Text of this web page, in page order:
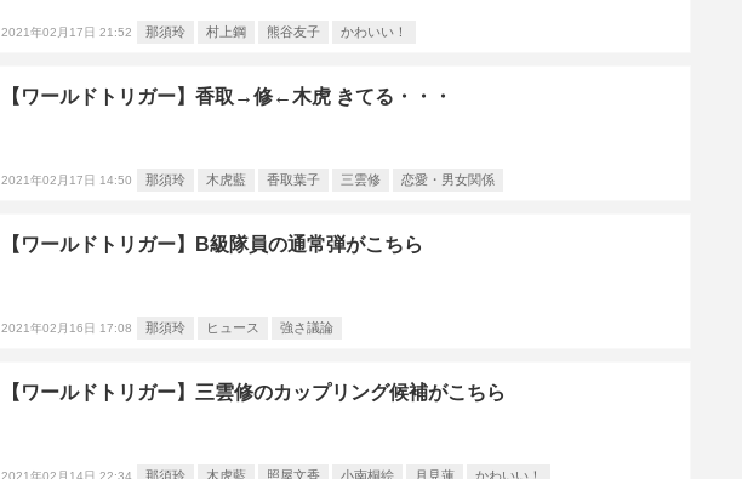
2021年02月17日 21:52 那須玲 村上鋼 熊谷友子 かわいい！
【ワールドトリガー】香取→修←木虎 きてる・・・
2021年02月17日 14:50 那須玲 木虎藍 香取葉子 三雲修 恋愛・男女関係
【ワールドトリガー】B級隊員の通常弾がこちら
2021年02月16日 17:08 那須玲 ヒュース 強さ議論
【ワールドトリガー】三雲修のカップリング候補がこちら
那須玲 木虎藍 照屋文香 小南桐絵 月見蓮 かわいい！